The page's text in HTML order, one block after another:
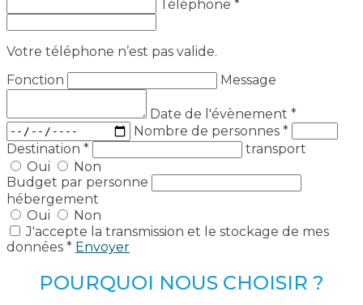
Téléphone *
Votre téléphone n’est pas valide.
Fonction
Message
Date de l'évènement *
Nombre de personnes *
Destination *
transport
Oui
Non
Budget par personne
hébergement
Oui
Non
J'accepte la transmission et le stockage de mes
données * Envoyer
POURQUOI NOUS CHOISIR ?